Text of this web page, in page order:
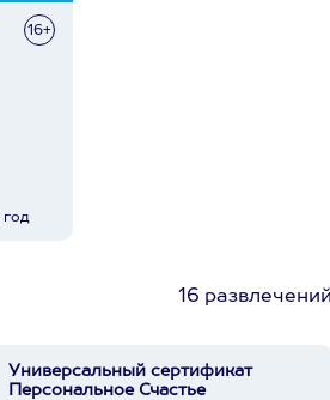
16+
год
16
Универсальный сертификат
Персональное Счастье